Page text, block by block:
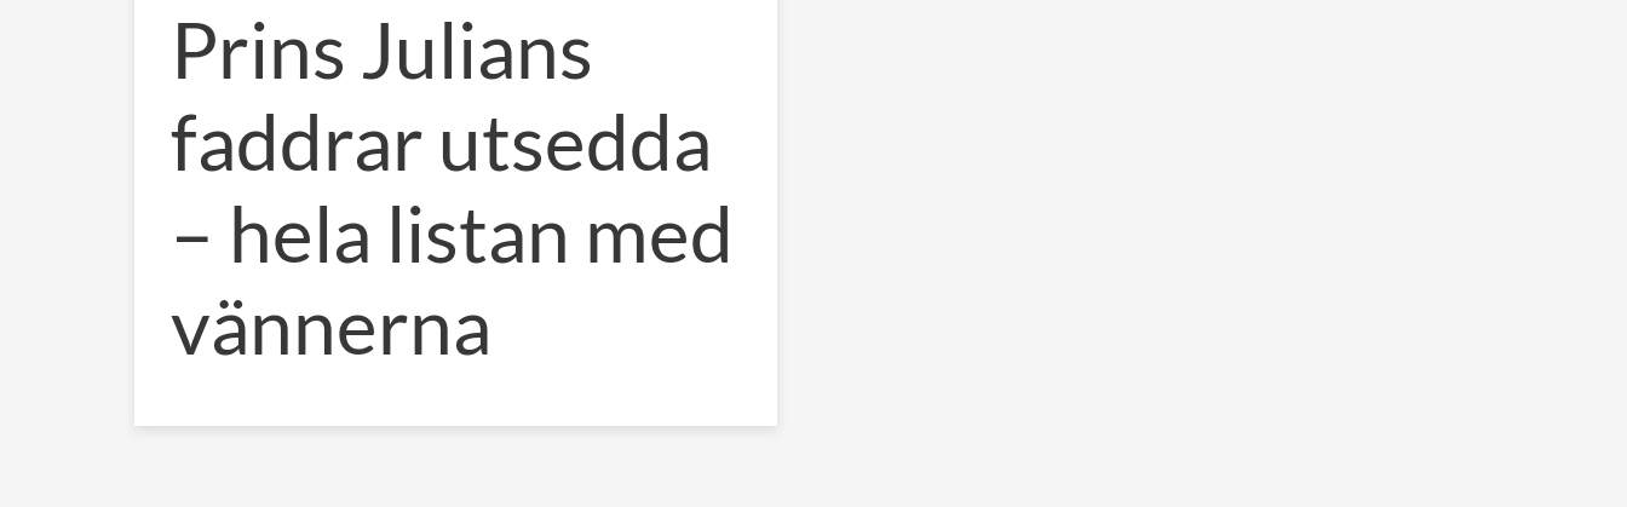
Prins Julians
faddrar utsedda
– hela listan med
vännerna